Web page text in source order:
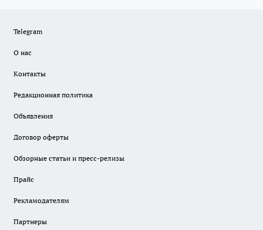
Telegram
О нас
Контакты
Редакционная политика
Объявления
Договор оферты
Обзорные статьи и пресс-релизы
Прайс
Рекламодателям
Партнеры